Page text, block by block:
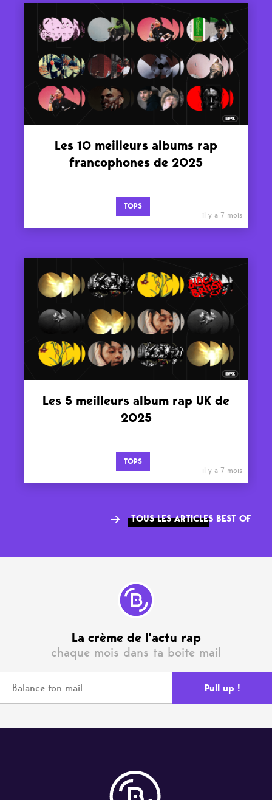
Les 10 meilleurs albums rap
francophones de 2025
TOPS
il y a 7 mois
Les 5 meilleurs album rap UK de
2025
TOPS
il y a 7 mois
TOUS LES ARTICLES BEST OF
La crème de l'actu rap
chaque mois dans ta boite mail